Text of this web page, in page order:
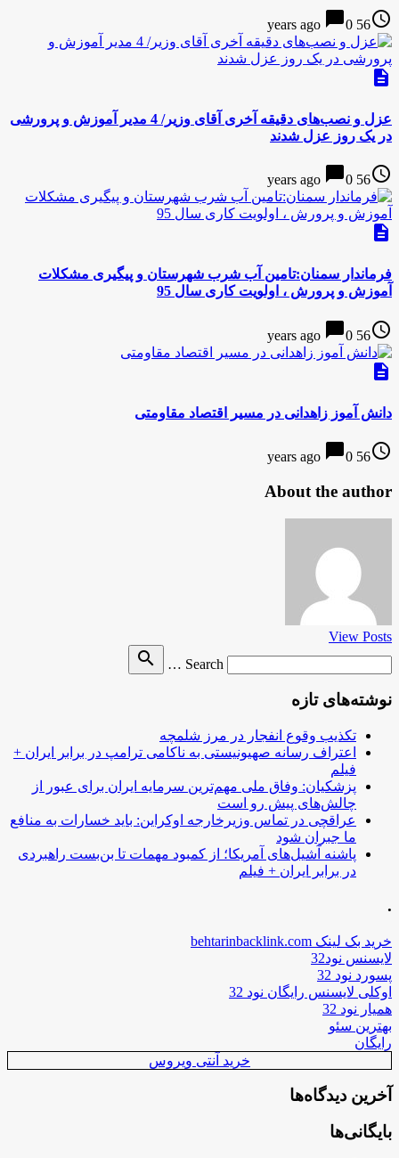
access_time
56 years ago
chat_bubble0
description
عزل و نصب‌های دقیقه آخری آقای وزیر/ 4 مدیر آموزش و پرورشی
در یک روز عزل شدند
access_time
56 years ago
chat_bubble0
description
فرماندار سمنان:تامین آب شرب شهرستان و پیگیری مشکلات
آموزش و پرورش ، اولویت کاری سال 95
access_time
56 years ago
chat_bubble0
description
دانش آموز زاهدانی در مسیر اقتصاد مقاومتی
access_time
56 years ago
chat_bubble0
About the author
View Posts
Search …
search
نوشته‌های تازه
تکذیب وقوع انفجار در مرز شلمچه
اعتراف رسانه صهیونیستی به ناکامی ترامپ در برابر ایران +
فیلم
پزشکیان: وفاق ملی مهم‌ترین سرمایه ایران برای عبور از
چالش‌های پیش رو است
عراقچی در تماس وزیرخارجه اوکراین: باید خسارات به منافع
ما جبران شود
پاشنه آشیل‌های آمریکا؛ از کمبود مهمات تا بن‌بست راهبردی
در برابر ایران + فیلم
.
خرید بک لینک behtarinbacklink.com
لایسنس نود32
پسورد نود 32
اوکلی لایسنس رایگان نود 32
همیار نود 32
بهترین سئو
رایگان
خرید آنتی ویروس
آخرین دیدگاه‌ها
بایگانی‌ها